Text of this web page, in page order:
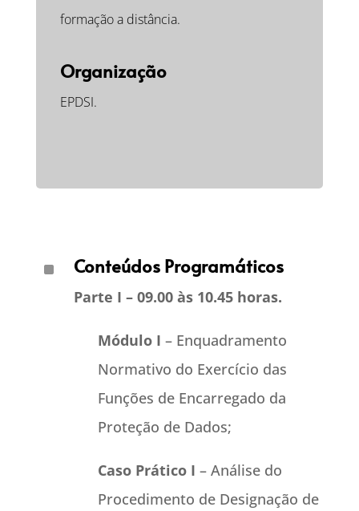
formação a distância.
Organização
EPDSI.
^ Conteúdos Programáticos
Parte I – 09.00 às 10.45 horas.
Módulo I – Enquadramento
Normativo do Exercício das
Funções de Encarregado da
Proteção de Dados;
Caso Prático I – Análise do
Procedimento de Designação de